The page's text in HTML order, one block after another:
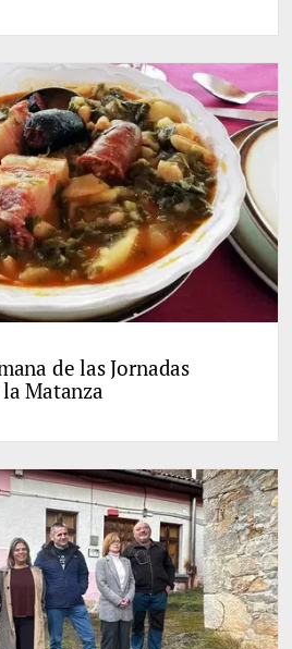
de las Jornadas
Matanza